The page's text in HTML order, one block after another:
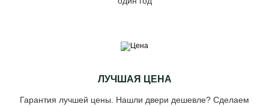
ЛУЧШАЯ ЦЕНА
Гарантия лучшей цены. Нашли двери дешевле? Сделаем